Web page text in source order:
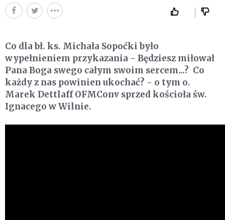
Co dla bł. ks. Michała Sopoćki było
wypełnieniem przykazania - Będziesz miłował
Pana Boga swego całym swoim sercem...? Co
każdy z nas powinien ukochać? - o tym o.
Marek Dettlaff OFMConv sprzed kościoła św.
Ignacego w Wilnie.